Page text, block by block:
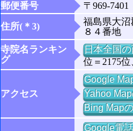
郵便番号 〒969-7401
住所(＊3)
福島県大沼
８４番地
寺院名ランキン
グ
日本全国
位＝2175
アクセス
Google
Yahoo
Bing Map
Google電